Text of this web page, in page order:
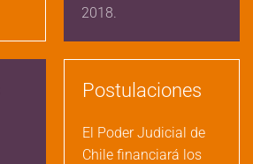
2018.
Postulaciones
El Poder Judicial de
Chile financiará los